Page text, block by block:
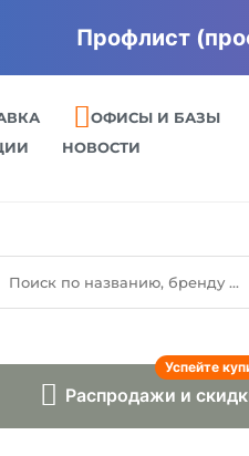
Профлист
ОФИСЫ И БАЗЫ
НОВОСТИ
Распродажи и
Успейте